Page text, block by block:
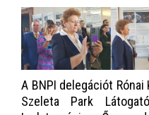
A BNPI delegációt
Szeleta Park